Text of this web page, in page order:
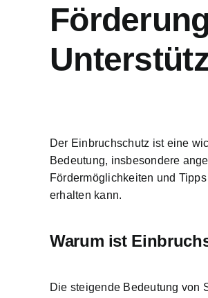
Der Einbruchschutz ist eine
Bedeutung, insbesondere
Fördermöglichkeiten und
erhalten kann.
Warum ist
Die steigende Bedeutung von